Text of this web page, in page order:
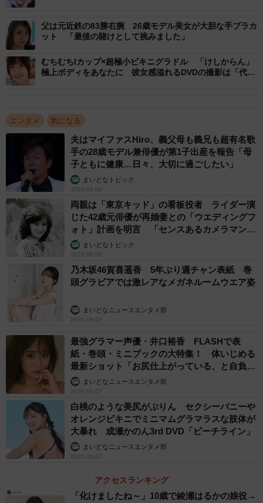
2/2
父は元近鉄の83勝右腕 26歳モデル美女が大胆な手ブラカ
ット 「最後の賭けとして挑みました」
むちむちIカップ×超極小ビキニグラドル 「けしからん」
極上ボディをあなたに 彼女感溢れるDVDの撮影は「代謝
エンタメ 気になる
夫はマイファスHiro、義父母も義兄も超有名歌
手の28歳モデル兼俳優が第1子出産を報告「母
子ともに健康…日々、大切に過ごしたい」
まいどなトピック
2026.08.08
両親は「東京キッド」の看板役者 ライダー演
じた42歳元俳優が再婚妻との「ウエディングフ
ォト」計画を明言 「センスあるカメラマン求
む」まいどなトピック
2026.08.08
乃木坂46賀喜遥香 5年ぶり週チャン表紙 巻
頭グラビアでは激レアなメガネルームウエア姿
まいどなニュースエンタメ部
2026.08.07
最強グラマー声優・井口裕香 FLASHで表
紙・巻頭・ミニブックの大特集！ 体いじめる
最新ショット「お尻仕上がっている、と自負し
ています」「いくつになっても理想の身体でい
たい」
まいどなニュースエンタメ部
2026.08.07
白桃のような美尻がぷりん セクシーバニーや
オレンジビキニでミニマムグラマラスな肢体が
大暴れ 成瀬かのん3rd DVD「ピーチライン」
まいどなニュースエンタメ部
2026.08.07
アクセスランキング
「化けましたね～」10歳で綾瀬はるかの娘役→